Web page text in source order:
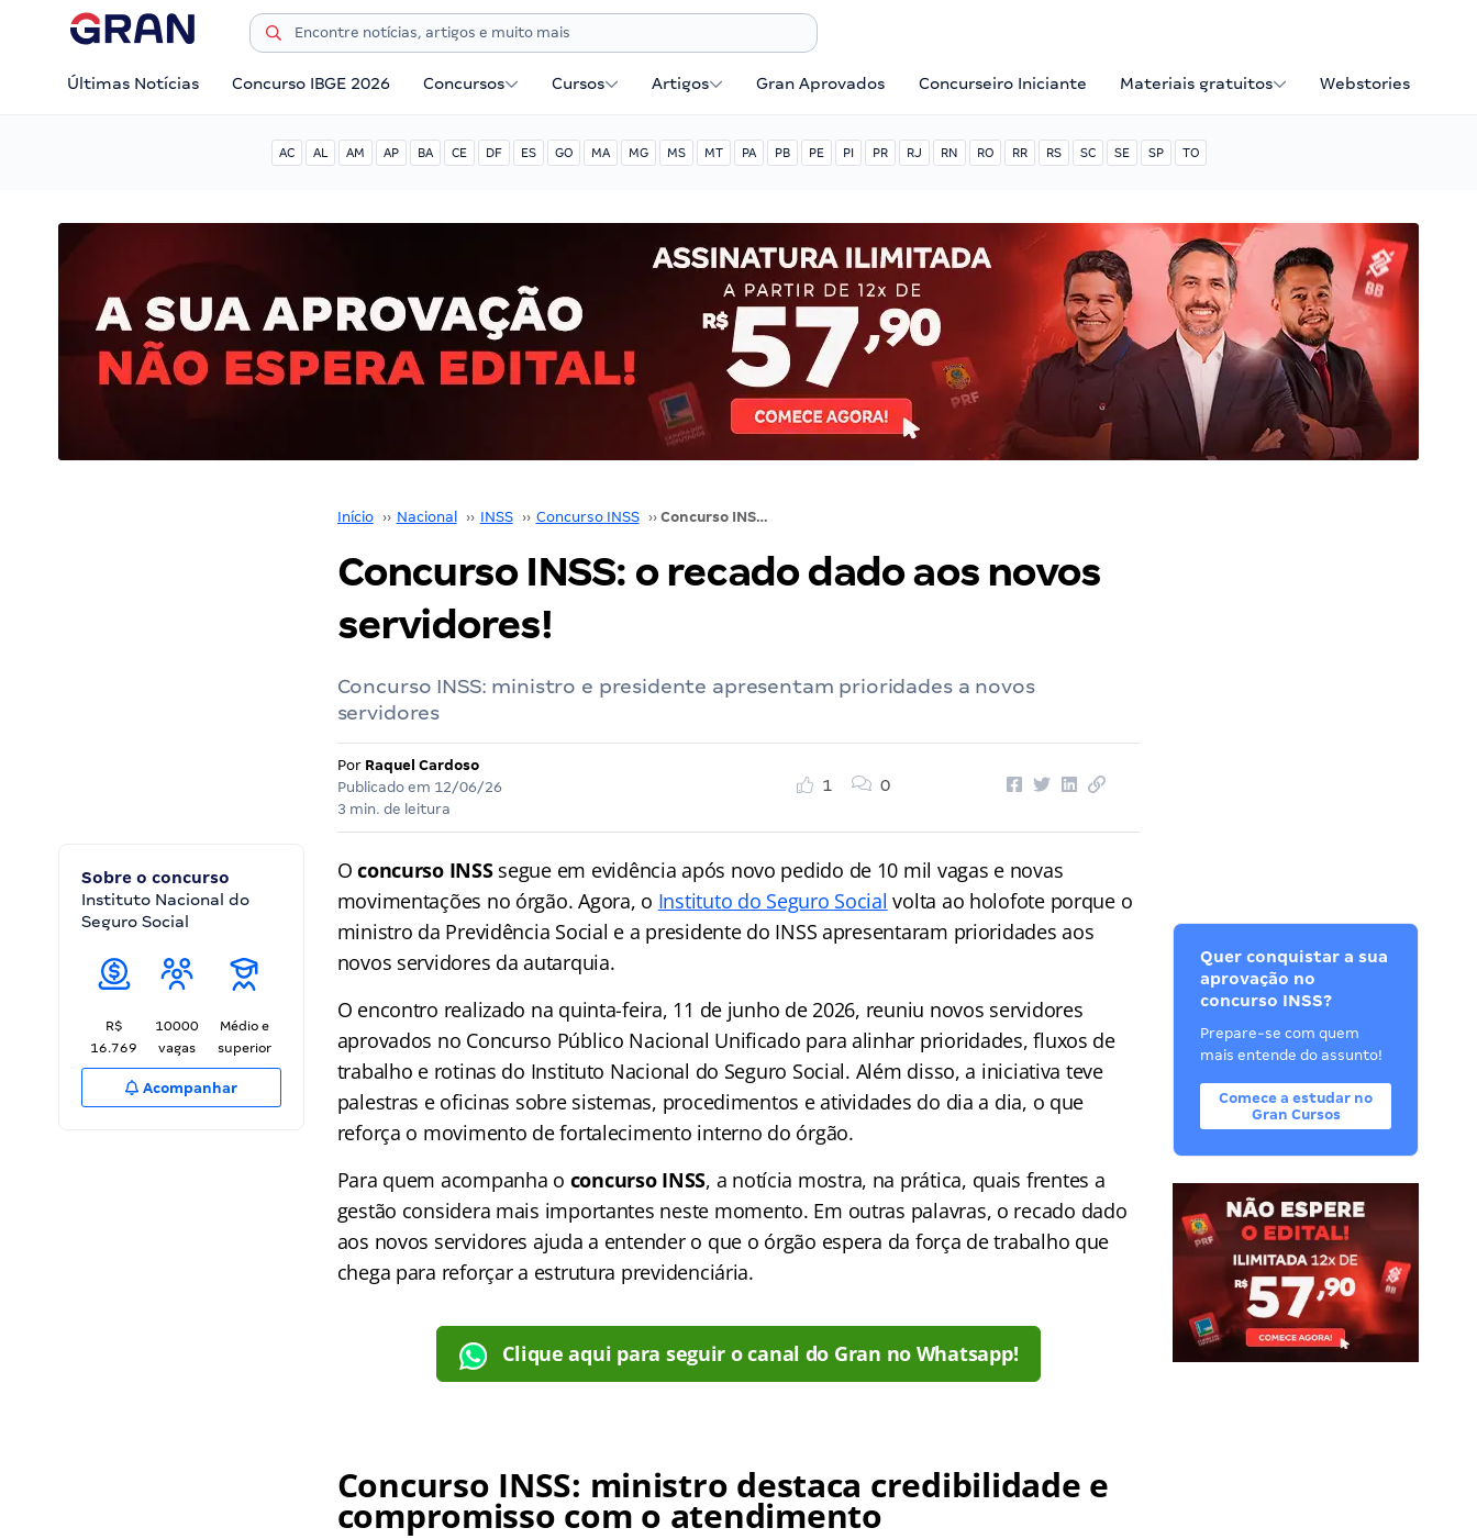
Últimas Notícias Concurso IBGE 2026 Concursos Cursos Artigos Gran Aprovados Concurseiro Iniciante Materiais gratuitos Webstories
AC AL AM AP BA CE DF ES GO MA MG MS MT PA PB PE PI PR RJ RN RO RR RS SC SE SP TO
Início ›› Nacional ›› INSS ›› Concurso INSS ›› Concurso INSS: o recado dado aos novos servidores!
Concurso INSS: o recado dado aos novos
servidores!
Concurso INSS: ministro e presidente apresentam prioridades a novos
servidores
Por Raquel Cardoso
Publicado em 12/06/26
3 min. de leitura
1 0
Sobre o concurso
Instituto Nacional do
Seguro Social
R$
16.769
10000
vagas
Médio e
superior
Acompanhar
Oconcurso INSS segue em evidência após novo pedido de 10 mil vagas e novas
movimentações no órgão. Agora, o Instituto do Seguro Social volta ao holofote porque o
ministro da Previdência Social e a presidente do INSS apresentaram prioridades aos
novos servidores da autarquia.
O encontro realizado na quinta-feira, 11 de junho de 2026, reuniu novos servidores
aprovados no Concurso Público Nacional Unificado para alinhar prioridades, fluxos de
trabalho e rotinas do Instituto Nacional do Seguro Social. Além disso, a iniciativa teve
palestras e oficinas sobre sistemas, procedimentos e atividades do dia a dia, o que
reforça o movimento de fortalecimento interno do órgão.
Para quem acompanha o concurso INSS, a notícia mostra, na prática, quais frentes a
gestão considera mais importantes neste momento. Em outras palavras, o recado dado
aos novos servidores ajuda a entender o que o órgão espera da força de trabalho que
chega para reforçar a estrutura previdenciária.
Clique aqui para seguir o canal do Gran no Whatsapp!
Concurso INSS: ministro destaca credibilidade e
compromisso com o atendimento
Quer conquistar a sua
aprovação no
concurso INSS?
Prepare-se com quem
mais entende do assunto!
Comece a estudar no
Gran Cursos